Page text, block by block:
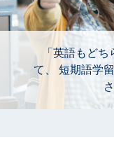
「英語もど
て、 短期語学